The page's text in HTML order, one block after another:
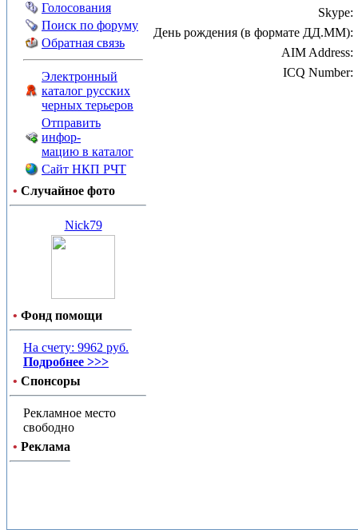
Голосования
Поиск по форуму
Обратная связь
Электронный
каталог русских
черных терьеров
Отправить
инфор-
мацию в каталог
Сайт НКП РЧТ
• Случайное фото
Nick79
• Фонд помощи
На счету: 9962 руб.
Подробнее >>>
• Спонсоры
Рекламное место
свободно
• Реклама
Skype:
День рождения (в формате ДД.ММ):
AIM Address:
ICQ Number: